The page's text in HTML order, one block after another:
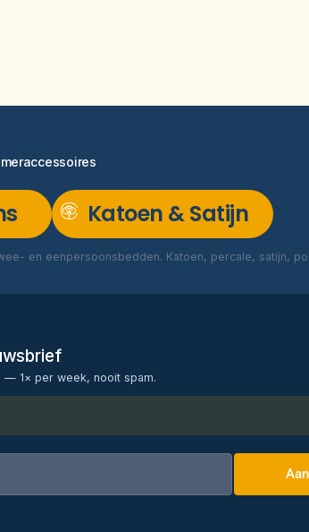
Katoen & Satijn
en eenpersoonsbedden. Katoen, percale, satijn,
— 1× per week, nooit spam.